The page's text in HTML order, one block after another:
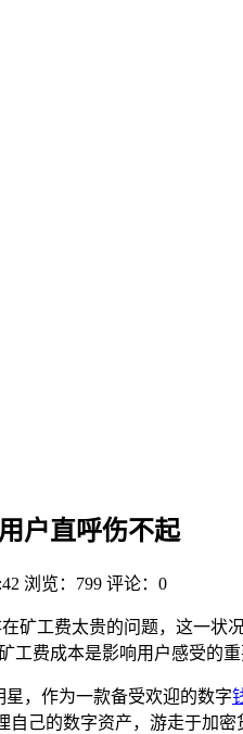
户直呼伤不起
浏览：799 评论：0
矿工费太贵的问题，这一
费成本是影响用户感受的
星，作为一款备受欢迎的数字
己的数字资产，游走于加